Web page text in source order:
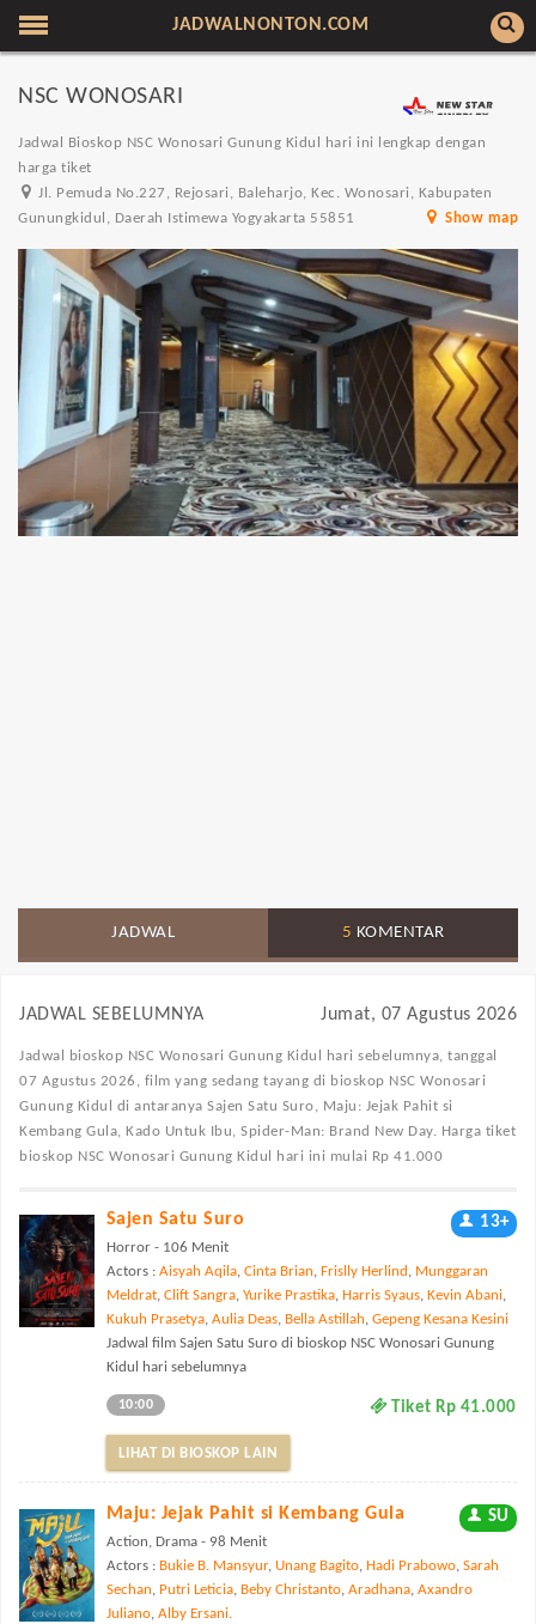
JADWALNONTON.COM
NSC WONOSARI
Jadwal Bioskop NSC Wonosari Gunung Kidul hari ini lengkap dengan
harga tiket
Jl. Pemuda No.227, Rejosari, Baleharjo, Kec. Wonosari, Kabupaten
Gunungkidul, Daerah Istimewa Yogyakarta 55851
Show map
JADWAL 5 KOMENTAR
JADWAL SEBELUMNYA Jumat, 07 Agustus 2026
Jadwal bioskop NSC Wonosari Gunung Kidul
hari sebelumnya, tanggal
07 Agustus 2026, film yang sedang tayang di bioskop NSC Wonosari
Gunung Kidul di antaranya Sajen Satu Suro, Maju: Jejak Pahit si
Kembang Gula, Kado Untuk Ibu, Spider-Man: Brand New Day. Harga tiket
bioskop NSC Wonosari Gunung Kidul hari ini mulai Rp 41.000
Sajen Satu Suro 13+
Horror - 106 Menit
Actors : Aisyah Aqila, Cinta Brian, Frislly Herlind , Munggaran
Meldrat, Clift Sangra, Yurike Prastika, Harris Syaus, Kevin Abani,
Kukuh Prasetya, Aulia Deas, Bella Astillah, Gepeng Kesana Kesini
Jadwal film Sajen Satu Suro di bioskop NSC Wonosari Gunung
Kidul hari sebelumnya
Tiket Rp 41.000
10:00
LIHAT DI BIOSKOP LAIN
Maju: Jejak Pahit si Kembang Gula SU
Action, Drama - 98 Menit
Actors : Bukie B. Mansyur, Unang Bagito, Hadi Prabowo, Sarah
Sechan, Putri Leticia, Beby Christanto, Aradhana, Axandro
Juliano, Alby Ersani.